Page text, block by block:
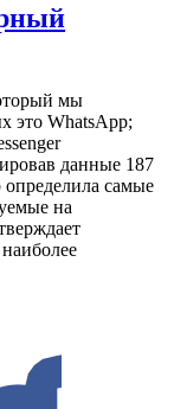
мы
это WhatsApp;
данные 187
определила самые
на